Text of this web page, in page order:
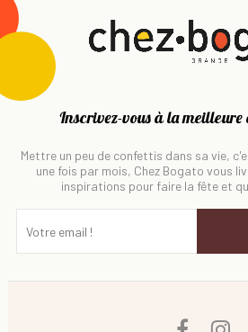
Inscrivez-vous à la meilleure
Mettre un peu de confettis dans sa vie,
une fois par mois, Chez Bogato vous
inspirations pour faire la fête et
Facebook